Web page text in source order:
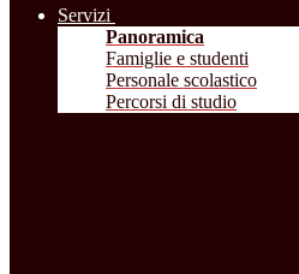
Servizi
Panoramica
Famiglie e studenti
Personale scolastico
Percorsi di studio